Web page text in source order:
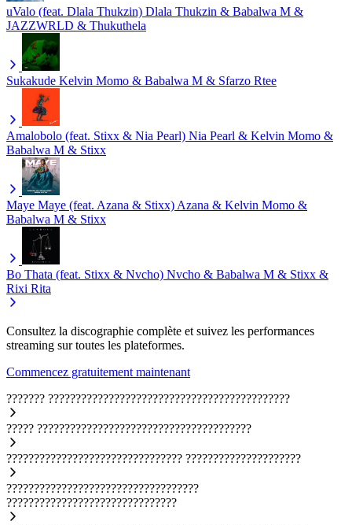
uValo (feat. Dlala Thukzin) Dlala Thukzin & Babalwa M &
JAZZWRLD & Thukuthela
Sukakude Kelvin Momo & Babalwa M & Sfarzo Rtee
Amalobolo (feat. Stixx & Nia Pearl) Nia Pearl & Kelvin Momo &
Babalwa M & Stixx
Maye Maye (feat. Azana & Stixx)Azana & Kelvin Momo &
Babalwa M & Stixx
Bo Thata (feat. Stixx & Nvcho) Nvcho & Babalwa M & Stixx &
Rixi Rita
Consultez la discographie complète et suivez les performances
streaming sur toutes les plateformes.
Commencez gratuitement maintenant
??????? ????????????????????????????????????????????
????? ???????????????????????????????????????
???????????????????????????????? ?????????????????????
???????????????????????????????????
???????????????????????????????